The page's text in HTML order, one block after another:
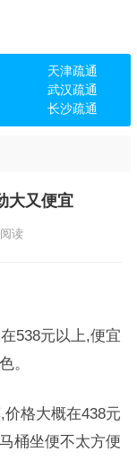
天津疏通
武汉疏通
长沙疏通
大又便宜
阅读
538元以上,便宜
。
格大概在438元
桶坐便不太方便